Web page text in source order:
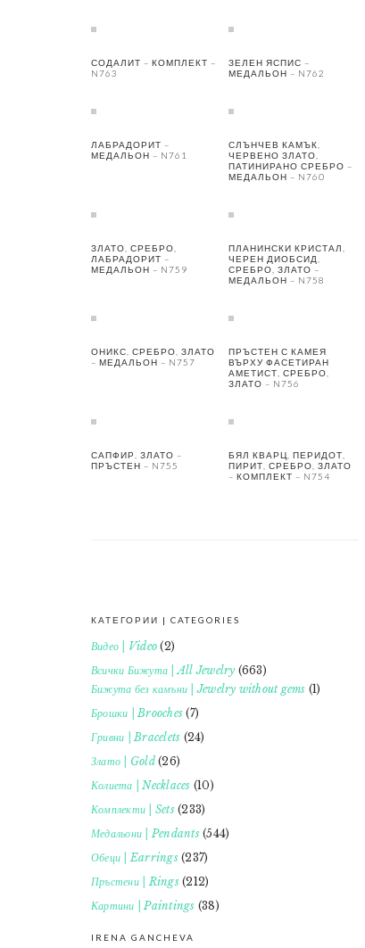
СОДАЛИТ – КОМПЛЕКТ –
N763
ЗЕЛЕН ЯСПИС –
МЕДАЛЬОН – N762
ЛАБРАДОРИТ –
МЕДАЛЬОН – N761
СЛЪНЧЕВ КАМЪК,
ЧЕРВЕНО ЗЛАТО,
ПАТИНИРАНО СРЕБРО –
МЕДАЛЬОН – N760
ЗЛАТО, СРЕБРО,
ЛАБРАДОРИТ –
МЕДАЛЬОН – N759
ПЛАНИНСКИ КРИСТАЛ,
ЧЕРЕН ДИОБСИД,
СРЕБРО, ЗЛАТО –
МЕДАЛЬОН – N758
ОНИКС, СРЕБРО, ЗЛАТО
– МЕДАЛЬОН – N757
ПРЪСТЕН С КАМЕЯ
ВЪРХУ ФАСЕТИРАН
АМЕТИСТ, СРЕБРО,
ЗЛАТО – N756
САПФИР, ЗЛАТО –
ПРЪСТЕН – N755
БЯЛ КВАРЦ, ПЕРИДОТ,
ПИРИТ, СРЕБРО, ЗЛАТО
– КОМПЛЕКТ – N754
КАТЕГОРИИ | CATEGORIES
Видео | Video (2)
Всички Бижута | All Jewelry (663)
Бижута без камъни | Jewelry without gems (1)
Брошки | Brooches (7)
Гривни | Bracelets (24)
Злато | Gold(26)
Колиета | Necklaces (10)
Комплекти | Sets(233)
Медальони | Pendants(544)
Обеци | Earrings(237)
Пръстени | Rings(212)
Картини | Paintings (38)
IRENA GANCHEVA